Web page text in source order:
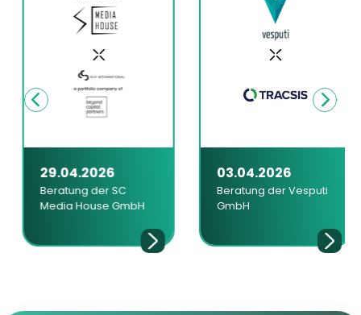
29.04.2026
Beratung der SC
Media House GmbH
03.04.2026
Beratung der Vesputi
GmbH